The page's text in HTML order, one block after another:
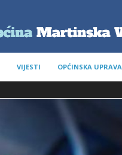
VIJESTI OPĆINSKA UPRAVA